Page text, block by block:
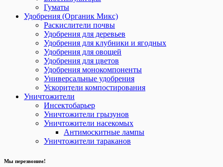
Гуматы
Удобрения (Органик Микс)
Раскислители почвы
Удобрения для деревьев
Удобрения для клубники и ягодных
Удобрения для овощей
Удобрения для цветов
Удобрения монокомпоненты
Универсальные удобрения
Ускорители компостирования
Уничтожители
Инсектобарьер
Уничтожители грызунов
Уничтожители насекомых
Антимоскитные лампы
Уничтожители тараканов
Мы перезвоним!